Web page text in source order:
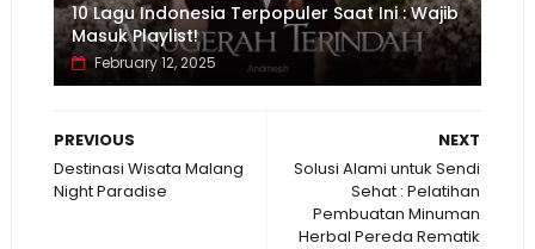
10 Lagu Indonesia Terpopuler Saat Ini : Wajib
Masuk Playlist!
February 12, 2025
NEXT
Solusi Alami untuk Sendi
Sehat : Pelatihan
Pembuatan Minuman
Herbal Pereda Rematik
PREVIOUS
Destinasi Wisata Malang
Night Paradise